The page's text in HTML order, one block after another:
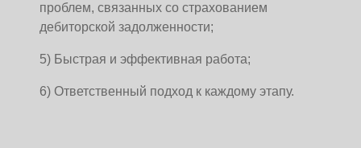
проблем, связанных со страхованием
дебиторской задолженности;
5) Быстрая и эффективная работа;
6) Ответственный подход к каждому этапу.